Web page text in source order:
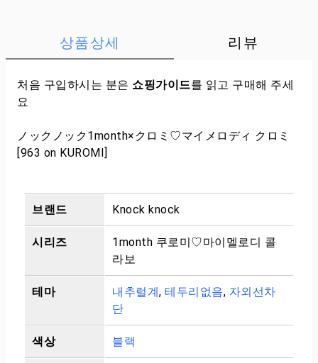
상품상세 리뷰
처음 구입하시는 분은 쇼핑가이드를 읽고 구매해 주세
요
ノックノック1month×クロミ♡マイメロディ クロミ
[963 on KUROMI]
브랜드 Knock knock
시리즈
1month 쿠로미♡마이멜로디 콜
라보
테마 내추럴계, 테두리없음, 자외선차
단
색상 블랙